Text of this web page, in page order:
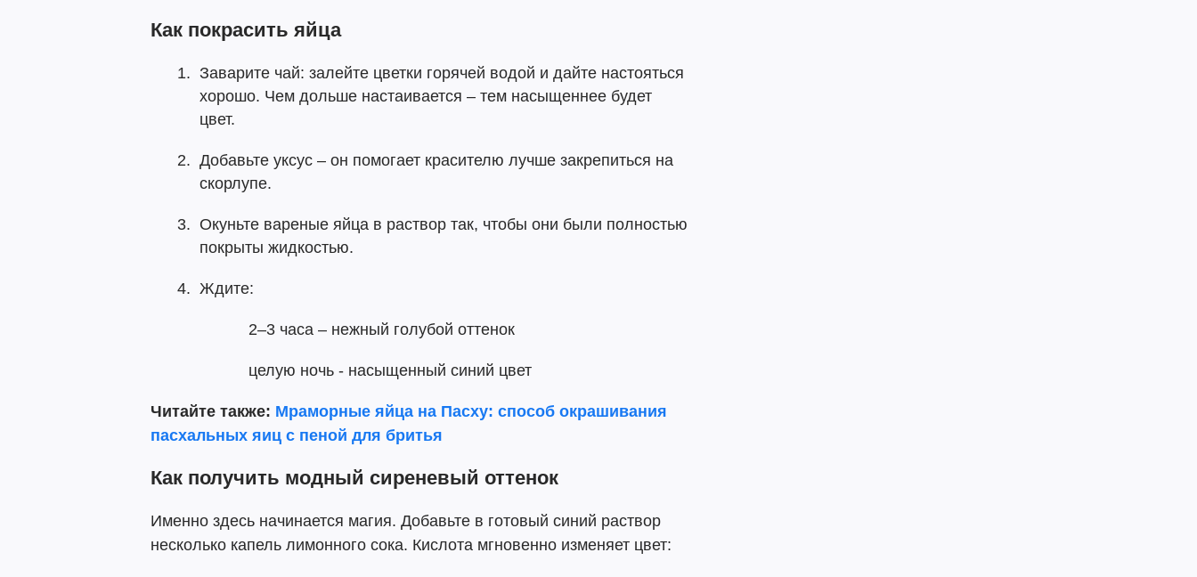
Как покрасить яйца
Заварите чай: залейте цветки горячей водой и дайте настояться
хорошо. Чем дольше настаивается – тем насыщеннее будет
цвет.
Добавьте уксус – он помогает красителю лучше закрепиться на
скорлупе.
Окуньте вареные яйца в раствор так, чтобы они были полностью
покрыты жидкостью.
Ждите:
2–3 часа – нежный голубой оттенок
целую ночь - насыщенный синий цвет
Читайте также: Мраморные яйца на Пасху: способ окрашивания
пасхальных яиц с пеной для бритья
Как получить модный сиреневый оттенок
Именно здесь начинается магия. Добавьте в готовый синий раствор
несколько капель лимонного сока. Кислота мгновенно изменяет цвет: